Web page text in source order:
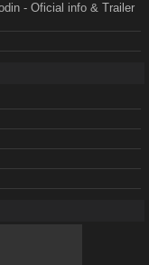
- Oficial info & Trailer